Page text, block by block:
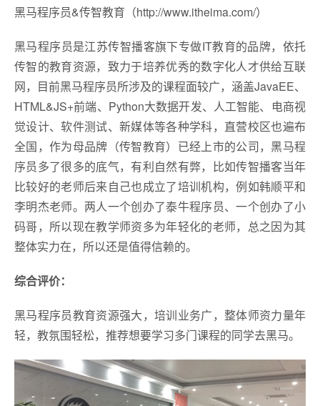
黑马程序员&传智教育（http://www.itheima.com/）
黑马程序员是江苏传智播客旗下专做IT教育的品牌，依托
传智的教育资源，致力于培养优秀的数字化人才供给互联
网，目前黑马程序员所涉及的课程面较广，涵盖JavaEE、
HTML&JS+前端、Python大数据开发、人工智能、电商视
觉设计、软件测试、新媒体等各种学科，直营校区也遍布
全国，作为母品牌（传智教育）已经上市的公司，黑马程
序员多了很多的底气，有利自然有弊，比如传智播客当年
比较好的老师后来自己也成立了培训机构，例如韩顺平和
李明杰老师。两人一个创办了泰牛程序员、一个创办了小
码哥，所以现在教学师资多为年轻化的老师，总之因为其
整体实力在，所以还是值得信赖的。
综合评价：
黑马程序员教育资源强大，培训业务广，整体师资力量年
轻，教氛围轻松，推荐想要学习多门课程的同学去黑马。